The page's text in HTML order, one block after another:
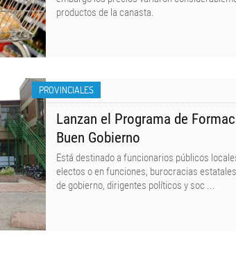
productos de la canasta.
PROVINCIALES
Lanzan el Programa de
Buen Gobierno
Está destinado a funcionarios públicos
electos o en funciones, burocracias
de gobierno, dirigentes políticos y soc ...